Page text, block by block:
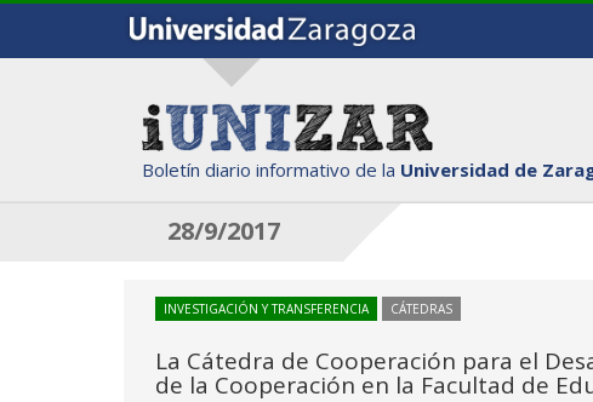
Boletín diario informativo de la Universidad de
28/9/2017
INVESTIGACIÓN Y TRANSFERENCIA CÁTEDRAS
La Cátedra de Cooperación para el
de la Cooperación en la Facultad de